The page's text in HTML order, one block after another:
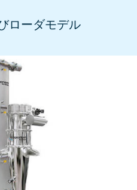
ローダモデル